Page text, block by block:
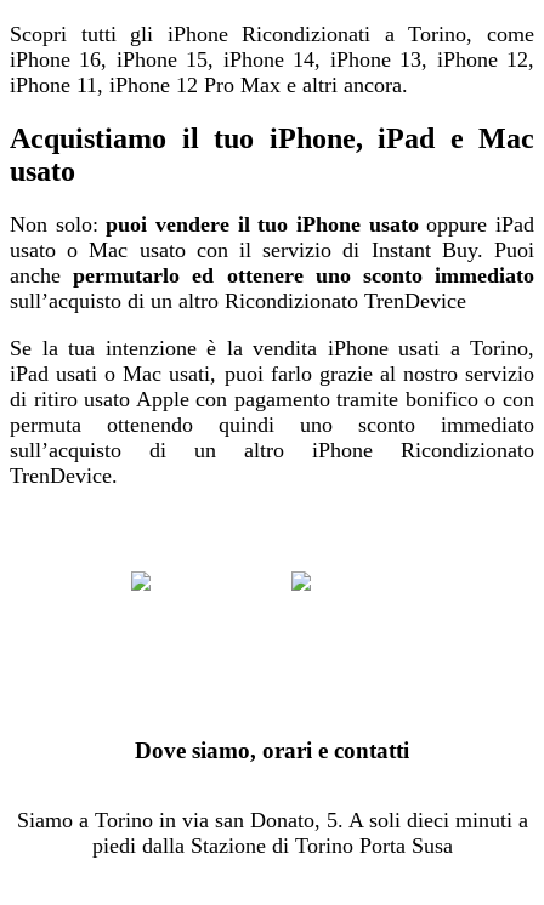
Scopri tutti gli iPhone Ricondizionati a Torino, come
iPhone 16, iPhone 15, iPhone 14, iPhone 13, iPhone 12,
iPhone 11, iPhone 12 Pro Max e altri ancora.
Acquistiamo il tuo iPhone, iPad e Mac
usato
Non solo:puoi vendere il tuo iPhone usatooppure iPad
usato o Mac usato con il servizio di Instant Buy. Puoi
anche permutarlo ed ottenere uno sconto immediato
sull’acquisto di un altro Ricondizionato TrenDevice
Se la tua intenzione è la vendita iPhone usati a Torino,
iPad usati o Mac usati, puoi farlo grazie al nostro servizio
di ritiro usato Apple con pagamento tramite bonifico o con
permuta ottenendo quindi uno sconto immediato
sull’acquisto di un altro iPhone Ricondizionato
TrenDevice.
Dove siamo, orari e contatti
Siamo a Torino in via san Donato, 5. A soli dieci minuti a
piedi dalla Stazione di Torino Porta Susa